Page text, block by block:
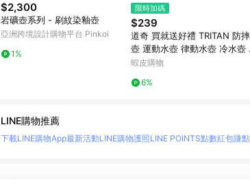
$2,300
岩礦壺系列 - 刷紋染釉壺
亞洲跨境設計購物平台 Pinkoi
1%
限時加碼
$239
道奇 買就送好禮 TRITAN 防
壺 運動水壺 律動水壺 冷水壺
壺 道奇水壺 700ML 親子水壺
蝦皮購物
6%
LINE購物推薦
下載LINE購物App最新活動LINE購物護照LINE POINTS點數紅包賺